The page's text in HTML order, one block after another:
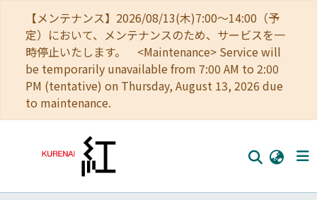
【メンテナンス】2026/08/13(木)7:00～14:00（予
定）において、メンテナンスのため、サービスを一
時停止いたします。 <Maintenance> Service will
be temporarily unavailable from 7:00 AM to 2:00
PM (tentative) on Thursday, August 13, 2026 due
to maintenance.